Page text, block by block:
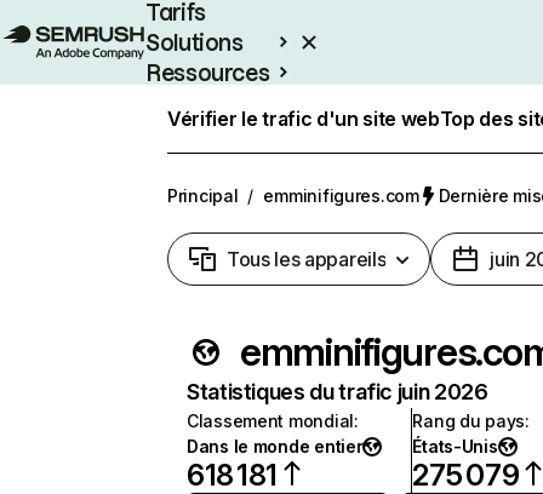
Tarifs
Solutions
Ressources
Vérifier le trafic d'un site webTop des
Principal / emminifigures.com Dernière
Tous les appareils juin
Statistiques du trafic juin 2026
Classement mondial:
Dans le monde entier
618 181
Rang du pays:
États-Unis
275 079